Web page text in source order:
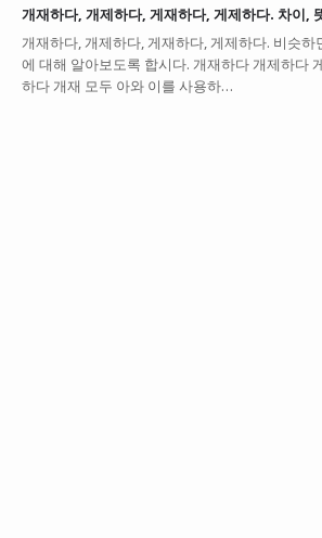
개재하다, 개제하다, 게재하다, 게제하다. 차이,
개재하다, 개제하다, 게재하다, 게제하다. 비슷하
에 대해 알아보도록 합시다. 개재하다 개제하다
하다 개재 모두 아와 이를 사용하…